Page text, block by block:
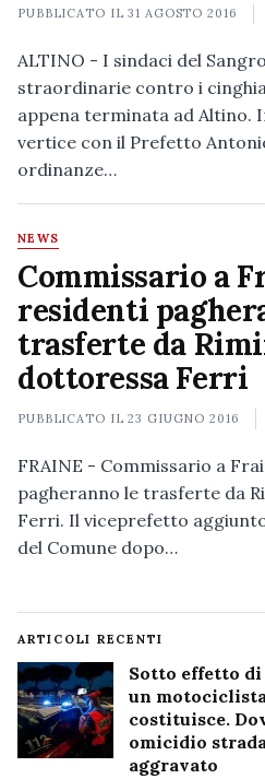
PUBBLICATO IL31 AGOSTO 2016
ALTINO - I sindaci del
straordinarie contro i
appena terminata ad Altino.
vertice con il Prefetto
ordinanze…
NEWS
Commissario a
residenti
trasferte da
dottoressa Ferri
PUBBLICATO IL23 GIUGNO 2016
FRAINE - Commissario a
pagheranno le trasferte da
Ferri. Il viceprefetto
del Comune dopo…
ARTICOLI RECENTI
Sotto effetto
un
costituisce.
omicidio
aggravato